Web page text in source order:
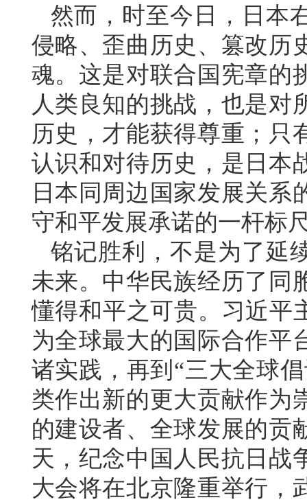
然而，时至今日，日本
侵略、歪曲历史、篡改历
魂。这是对联合国宪章的
人类良知的挑战，也是对
历史，才能获得尊重；只
认识和对待历史，是日本
日本同周边国家发展关系
守和平发展承诺的一杆标
铭记胜利，不是为了延
未来。中华民族经历了同
懂得和平之可贵。习近平
为全球最大的国际合作平
诸实践，再到“三大全球
类作出新的更大贡献作为
的建设者、全球发展的贡
天，纪念中国人民抗日战
大会将在北京隆重举行，